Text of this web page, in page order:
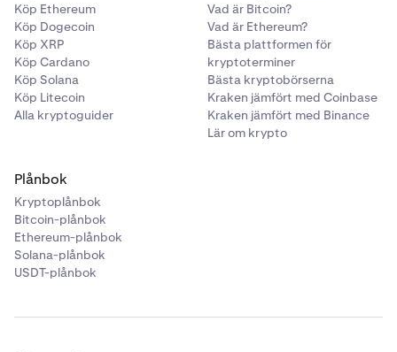
Köp Ethereum
Köp Dogecoin
Köp XRP
Köp Cardano
Köp Solana
Köp Litecoin
Alla kryptoguider
Vad är Bitcoin?
Vad är Ethereum?
Bästa plattformen för
kryptoterminer
Bästa kryptobörserna
Kraken jämfört med Coinbase
Kraken jämfört med Binance
Lär om krypto
Plånbok
Kryptoplånbok
Bitcoin-plånbok
Ethereum-plånbok
Solana-plånbok
USDT-plånbok